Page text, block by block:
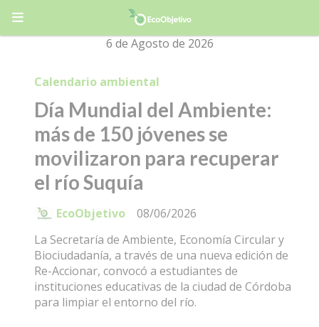
6 de Agosto de 2026
Día Mundial del Ambiente:
más de 150 jóvenes se
movilizaron para recuperar
el río Suquía
La Secretaría de Ambiente, Economía Circular y
Biociudadanía, a través de una nueva edición de
Re-Accionar, convocó a estudiantes de
instituciones educativas de la ciudad de Córdoba
para limpiar el entorno del río.
Calendario ambiental
08/06/2026
EcoObjetivo